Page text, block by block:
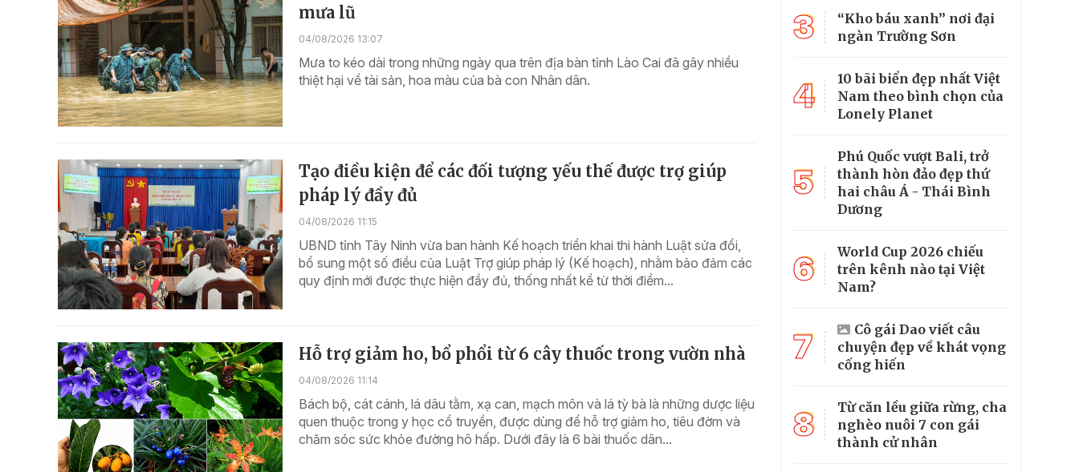
mưa lũ
04/08/2026 13:07
Mưa to kéo dài trong những ngày qua trên địa bàn tỉnh Lào Cai đã gây nhiều
thiệt hại về tài sản, hoa màu của bà con Nhân dân.
Tạo điều kiện để các đối tượng yếu thế được trợ giúp
pháp lý đầy đủ
04/08/2026 11:15
UBND tỉnh Tây Ninh vừa ban hành Kế hoạch triển khai thi hành Luật sửa đổi,
bổ sung một số điều của Luật Trợ giúp pháp lý (Kế hoạch), nhằm bảo đảm các
quy định mới được thực hiện đầy đủ, thống nhất kể từ thời điểm...
Hỗ trợ giảm ho, bổ phổi từ 6 cây thuốc trong vườn nhà
04/08/2026 11:14
Bách bộ, cát cánh, lá dâu tằm, xạ can, mạch môn và lá tỳ bà là những dược liệu
quen thuộc trong y học cổ truyền, được dùng để hỗ trợ giảm ho, tiêu đờm và
chăm sóc sức khỏe đường hô hấp. Dưới đây là 6 bài thuốc dân...
3
“Kho báu xanh” nơi đại
ngàn Trường Sơn
4
10 bãi biển đẹp nhất Việt
Nam theo bình chọn của
Lonely Planet
5
Phú Quốc vượt Bali, trở
thành hòn đảo đẹp thứ
hai châu Á - Thái Bình
Dương
6
World Cup 2026 chiếu
trên kênh nào tại Việt
Nam?
7
Cô gái Dao viết câu
chuyện đẹp về khát vọng
cống hiến
8
Từ căn lều giữa rừng, cha
nghèo nuôi 7 con gái
thành cử nhân